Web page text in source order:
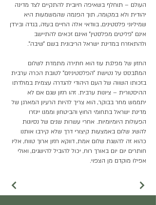
העולם – תוחלף בשאיפה חיובית להתקיים לצד מדינה
יהודית ולא במקומה, תוך הפנמה שהמשמעות היא
שמיליוני פלסטינים, בוודאי אלה החיים בעזה, בגדה ובירדן
אינם ״פליטים מפלסטין״ ואינם זכאים להתיישב
ולהתאזרח במדינת ישראל הריבונית בשם ״שיבה״.
החזון של מפלגת עוז הוא חתירה מתמדת לשלום
המתבסס על נטישת ״הפלסטיניזם״ לטובת הכרה ערבית
בזכותו השווה של העם היהודי להגדרה עצמית במולדתו
ההיסטורית – ציונות ערבית. זהו חזון שגם אם לא
יתממש מחר בבוקר, הוא צריך להיות הרעיון המארגן של
מדינת ישראל בתחומי החוץ והביטחון וממנו ייגזרו
הפעולות היומיומיות. אחרי עשרות שנים של נסיונות
להשיג שלום באמצעות קיצורי דרך שלא קירבו אותנו
כהוא זה להשגת שלום אמת, דווקא חזון ארוך טווח, אליו
חותרים יום יום באורך רוח, יכול להוביל להישגים, ואולי
אפילו מוקדם מן הצפוי.